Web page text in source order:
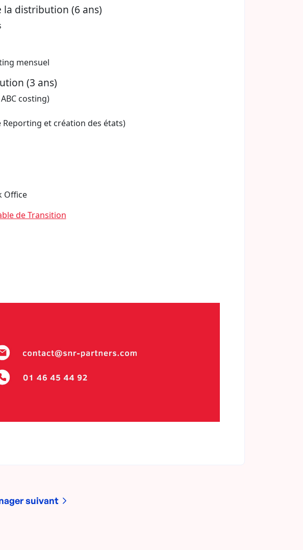
la distribution (6 ans)
mensuel
(3 ans)
costing)
et création des états)
Office
de Transition
suivant